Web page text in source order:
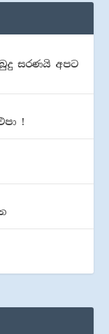
සරණයි අපට
!